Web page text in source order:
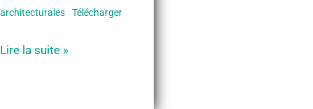
architecturales
Télécharger
Construire
Lire la suite »